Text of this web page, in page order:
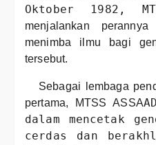
Oktober 1982,
menjalankan
menimba ilmu bagi
tersebut.
Sebagai lembaga
pertama, MTSS ASSA
dalam mencetak
cerdas dan